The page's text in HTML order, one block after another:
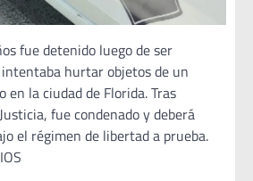
fue detenido luego de ser
hurtar objetos de un
en la ciudad de Florida. Tras
fue condenado y deberá
el régimen de libertad a prueba.